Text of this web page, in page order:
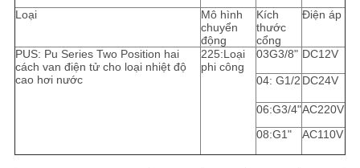
Loại
Mô hình
chuyển
động
Kích
thước
cổng
Điện áp
PUS: Pu Series Two Position hai
cách van điện tử cho loại nhiệt độ
cao hơi nước
225:Loại
phi công
03G3/8" DC12V
04: G1/2 DC24V
06:G3/4"AC220V
08:G1"
AC110V